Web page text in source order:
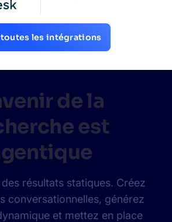
les intégrations
de la
est
résultats statiques. Créez
conversationnelles, générez
et mettez en place